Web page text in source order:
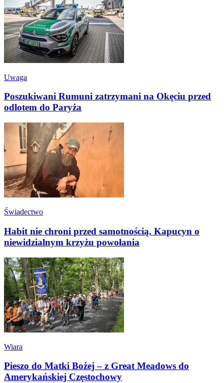
Uwaga
Poszukiwani Rumuni zatrzymani na Okęciu przed
odlotem do Paryża
Świadectwo
Habit nie chroni przed samotnością. Kapucyn o
niewidzialnym krzyżu powołania
Wiara
Pieszo do Matki Bożej – z Great Meadows do
Amerykańskiej Częstochowy